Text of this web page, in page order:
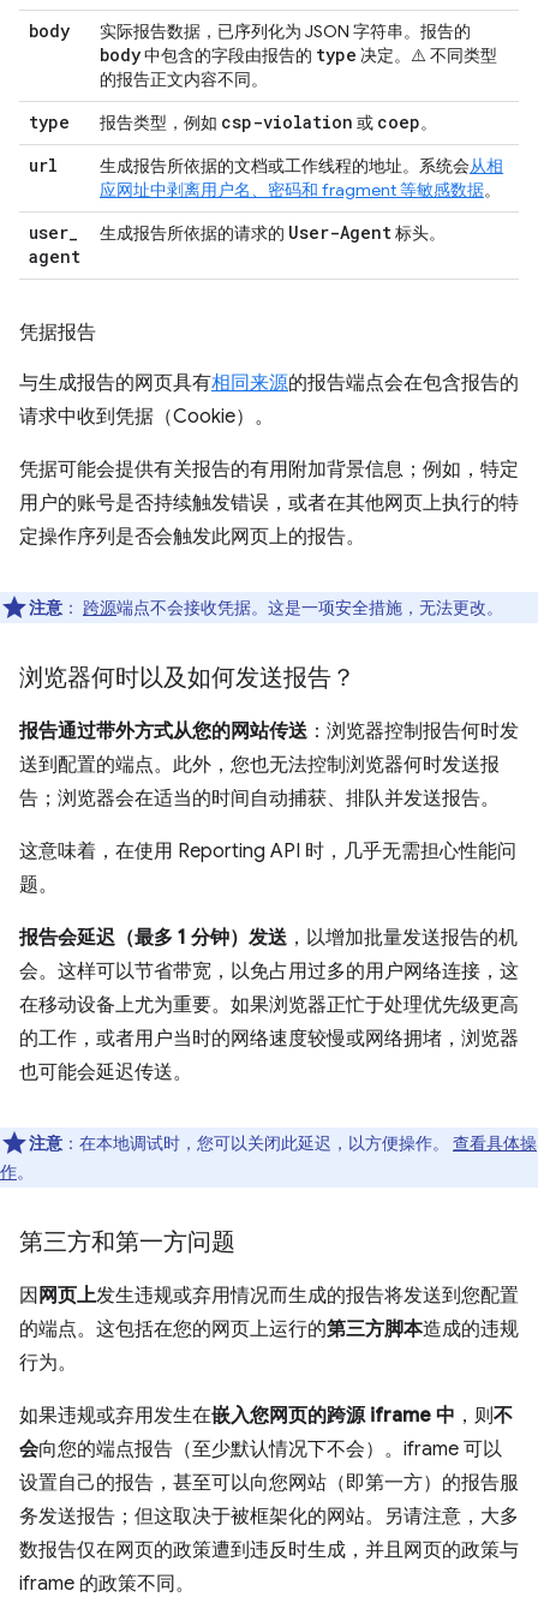
body 实际报告数据，已序列化为 JSON 字符串。报告的
body中包含的字段由报告的 type 决定。 ⚠️ 不同类型
的报告正文内容不同。
type 报告类型，例如 csp-violation 或 coep。
url 生成报告所依据的文档或工作线程的地址。系统会从相
应网址中剥离用户名、密码和 fragment 等敏感数据。
user
agent
生成报告所依据的请求的 User-Agent 标头。
凭据报告
与生成报告的网页具有相同来源的报告端点会在包含报告的
请求中收到凭据（Cookie）。
凭据可能会提供有关报告的有用附加背景信息；例如，特定
用户的账号是否持续触发错误，或者在其他网页上执行的特
定操作序列是否会触发此网页上的报告。
注意 ： 跨源端点不会接收凭据。这是一项安全措施，无法更改。
浏览器何时以及如何发送报告？
报告通过带外方式从您的网站传送 ：浏览器控制报告何时发
送到配置的端点。此外，您也无法控制浏览器何时发送报
告；浏览器会在适当的时间自动捕获、排队并发送报告。
这意味着，在使用 Reporting API 时，几乎无需担心性能问
题。
报告会延迟（最多 1 分钟）发送 ，以增加批量发送报告的机
会。这样可以节省带宽，以免占用过多的用户网络连接，这
在移动设备上尤为重要。如果浏览器正忙于处理优先级更高
的工作，或者用户当时的网络速度较慢或网络拥堵，浏览器
也可能会延迟传送。
注意 ：在本地调试时，您可以关闭此延迟，以方便操作。 查看具体操
作。
第三方和第一方问题
因 网页上发生违规或弃用情况而生成的报告将发送到您配置
的端点。这包括在您的网页上运行的第三方脚本造成的违规
行为。
如果违规或弃用发生在嵌入您网页的跨源 iframe 中 ，则不
会向您的端点报告（至少默认情况下不会）。iframe 可以
设置自己的报告，甚至可以向您网站（即第一方）的报告服
务发送报告；但这取决于被框架化的网站。另请注意，大多
数报告仅在网页的政策遭到违反时生成，并且网页的政策与
iframe 的政策不同。